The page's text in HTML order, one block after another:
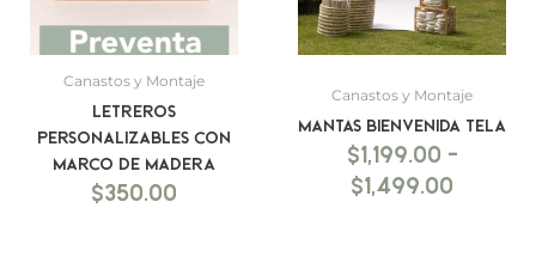
Canastos y Montaje
Letreros
personalizables con
marco de madera
$350.00
Canastos y Montaje
Mantas bienvenida tela
$1,199.00 -
$1,499.00